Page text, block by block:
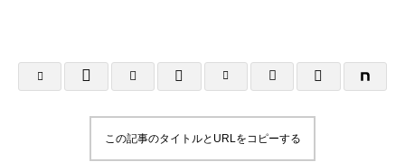
この記事のタイトルとURLをコピーする